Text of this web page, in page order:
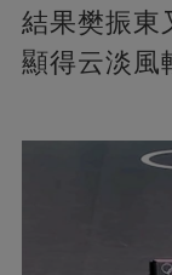
結果樊振東
顯得云淡風